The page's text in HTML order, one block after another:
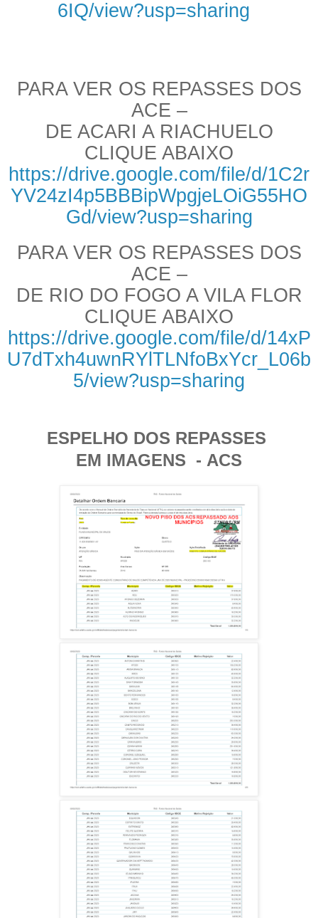
6IQ/view?usp=sharing
PARA VER OS REPASSES DOS
ACE –
DE ACARI A RIACHUELO
CLIQUE ABAIXO
https://drive.google.com/file/d/1C2r
YV24zI4p5BBBipWpgjeLOiG55HO
Gd/view?usp=sharing
PARA VER OS REPASSES DOS
ACE –
DE RIO DO FOGO A VILA FLOR
CLIQUE ABAIXO
https://drive.google.com/file/d/14xP
U7dTxh4uwnRYlTLNfoBxYcr_L06b
5/view?usp=sharing
ESPELHO DOS REPASSES
EM IMAGENS - ACS